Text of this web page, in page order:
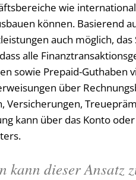
wie
können. Basierend
auch möglich,
alle
sowie Prepaid-Guthaben
über
Versicherungen,
kann über das Konto
kann dieser Ansatz